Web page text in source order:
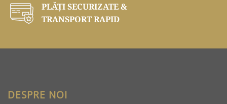
PLĂŢI SECURIZATE &
TRANSPORT RAPID
DESPRE NOI